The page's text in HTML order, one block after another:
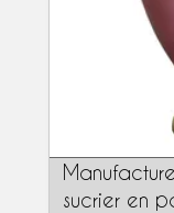
sucrier en